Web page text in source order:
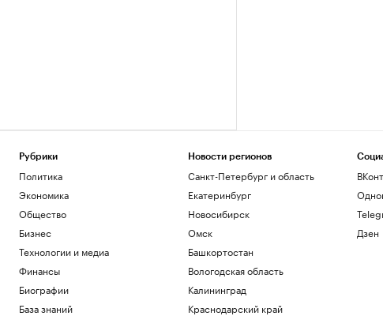
Рубрики
Политика
Экономика
Общество
Бизнес
Технологии и медиа
Финансы
Биографии
База знаний
Новости регионов
Санкт-Петербург и область
Екатеринбург
Новосибирск
Омск
Башкортостан
Вологодская область
Калининград
Краснодарский край
Дзен